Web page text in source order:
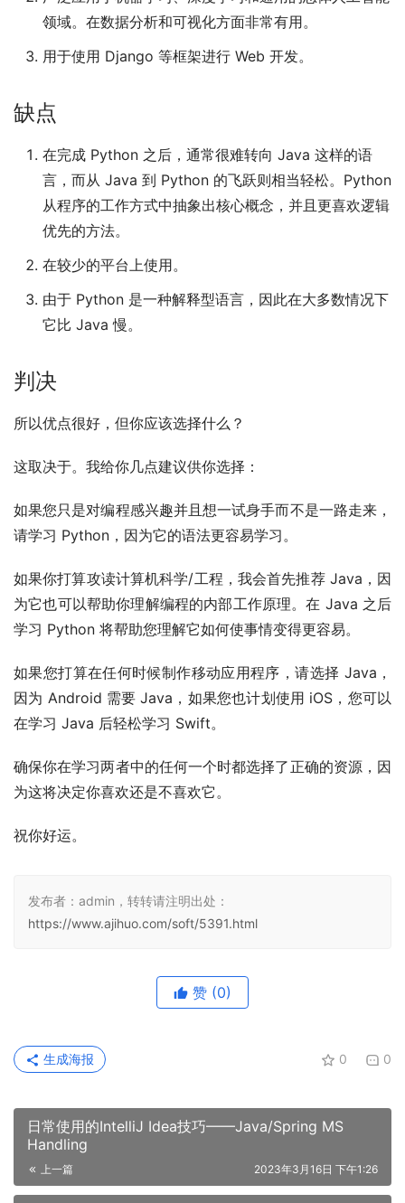
领域。在数据分析和可视化方面非常有用。
用于使用 Django 等框架进行 Web 开发。
缺点
在完成 Python 之后，通常很难转向 Java 这样的语
言，而从 Java 到 Python 的飞跃则相当轻松。Python
从程序的工作方式中抽象出核心概念，并且更喜欢逻辑
优先的方法。
在较少的平台上使用。
由于 Python 是一种解释型语言，因此在大多数情况下
它比 Java 慢。
判决
所以优点很好，但你应该选择什么？
这取决于。我给你几点建议供你选择：
如果您只是对编程感兴趣并且想一试身手而不是一路走来，
请学习 Python，因为它的语法更容易学习。
如果你打算攻读计算机科学/工程，我会首先推荐 Java，因
为它也可以帮助你理解编程的内部工作原理。在 Java 之后
学习 Python 将帮助您理解它如何使事情变得更容易。
如果您打算在任何时候制作移动应用程序，请选择 Java，
因为 Android 需要 Java，如果您也计划使用 iOS，您可以
在学习 Java 后轻松学习 Swift。
确保你在学习两者中的任何一个时都选择了正确的资源，因
为这将决定你喜欢还是不喜欢它。
祝你好运。
发布者：admin，转转请注明出处：
https://www.ajihuo.com/soft/5391.html
赞 (0)
0 0
生成海报
日常使用的IntelliJ Idea技巧——Java/Spring MS
Handling
上一篇 2023年3月16日 下午1:26